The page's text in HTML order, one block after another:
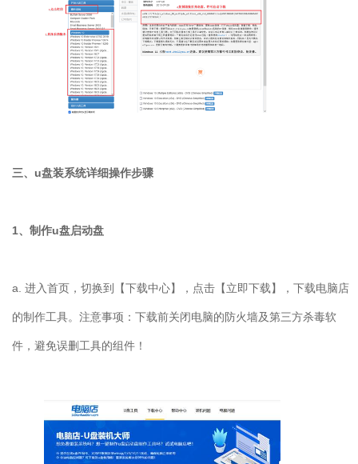
三、u盘装系统详细操作步骤
1、制作u盘启动盘
a. 进入首页，切换到【下载中心】，点击【立即下载】，下载电脑店
的制作工具。注意事项：下载前关闭电脑的防火墙及第三方杀毒软
件，避免误删工具的组件！